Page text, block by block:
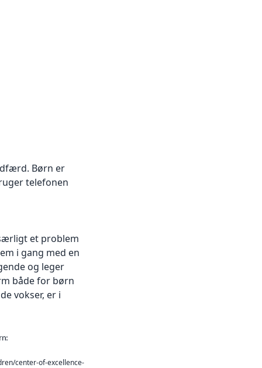
Børn er
telefonen
et problem
i gang med en
og leger
både for børn
de vokser, er i
center-of-excellence-